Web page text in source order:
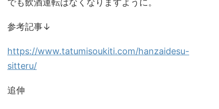
でも飲酒運転はなくなりますように。
参考記事↓
https://www.tatumisoukiti.com/hanzaidesu-
sitteru/
追伸